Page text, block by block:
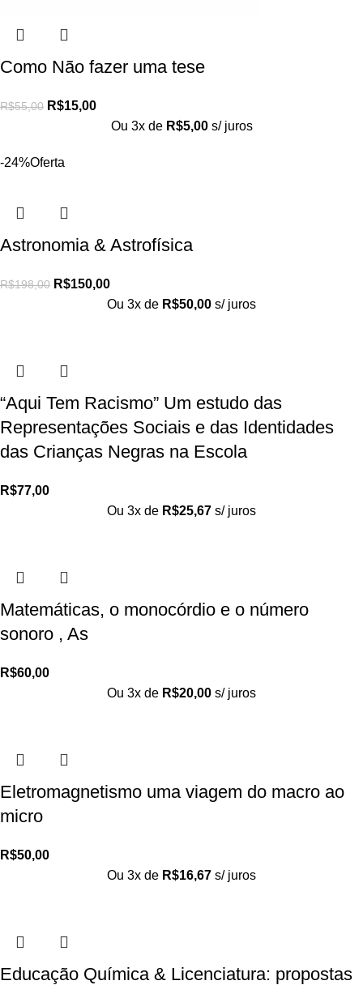
Como Não fazer uma tese
R$55,00 R$15,00
Ou 3x de R$5,00 s/ juros
-24%Oferta
Astronomia & Astrofísica
R$198,00 R$150,00
Ou 3x de R$50,00 s/ juros
“Aqui Tem Racismo” Um estudo das
Representações Sociais e das Identidades
das Crianças Negras na Escola
R$77,00
Ou 3x de R$25,67 s/ juros
Matemáticas, o monocórdio e o número
sonoro , As
R$60,00
Ou 3x de R$20,00 s/ juros
Eletromagnetismo uma viagem do macro ao
micro
R$50,00
Ou 3x de R$16,67 s/ juros
Educação Química & Licenciatura: propostas